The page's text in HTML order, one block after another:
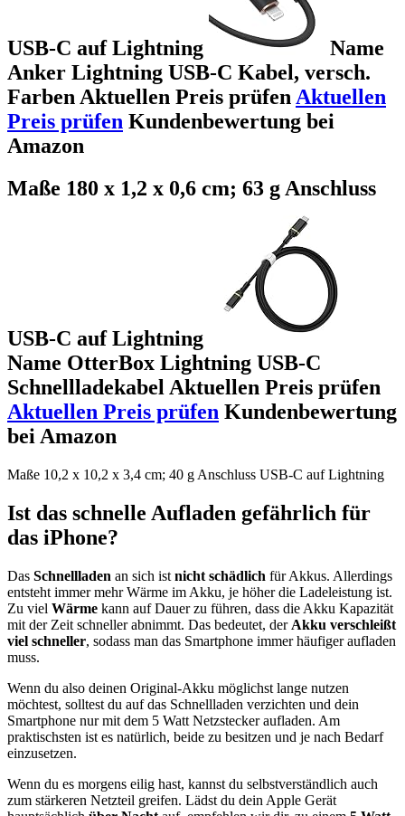
USB-C auf Lightning
Name
Anker Lightning USB-C Kabel, versch.
Farben Aktuellen Preis prüfenAktuellen
Preis prüfen Kundenbewertung bei
Amazon
Maße 180 x 1,2 x 0,6 cm; 63 g Anschluss
USB-C auf Lightning
Name OtterBox Lightning USB-C
Schnellladekabel Aktuellen Preis prüfen
Aktuellen Preis prüfen Kundenbewertung
bei Amazon
Maße 10,2 x 10,2 x 3,4 cm; 40 g Anschluss USB-C auf Lightning
Ist das schnelle Aufladen gefährlich für
das iPhone?
Das Schnellladen an sich ist nicht schädlich für Akkus. Allerdings
entsteht immer mehr Wärme im Akku, je höher die Ladeleistung ist.
Zu viel Wärme kann auf Dauer zu führen, dass die Akku Kapazität
mit der Zeit schneller abnimmt. Das bedeutet, der Akku verschleißt
viel schneller, sodass man das Smartphone immer häufiger aufladen
muss.
Wenn du also deinen Original-Akku möglichst lange nutzen
möchtest, solltest du auf das Schnellladen verzichten und dein
Smartphone nur mit dem 5 Watt Netzstecker aufladen. Am
praktischsten ist es natürlich, beide zu besitzen und je nach Bedarf
einzusetzen.
Wenn du es morgens eilig hast, kannst du selbstverständlich auch
zum stärkeren Netzteil greifen. Lädst du dein Apple Gerät